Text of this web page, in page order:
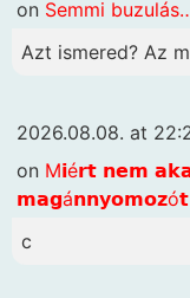
on Semmi
Azt ismered? Az
2026.08.08. at
on M𝗶é𝗿𝘁 𝗻𝗲𝗺
𝗺𝗮𝗴á𝗻𝗻𝘆𝗼𝗺𝗼𝘇ó𝘁
c